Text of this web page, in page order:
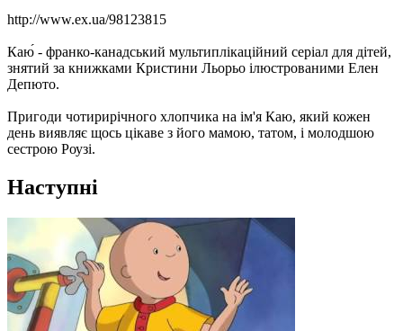
http://www.ex.ua/98123815
Каю́ - франко-канадський мультиплікаційний серіал для дітей,
знятий за книжками Кристини Льорьо ілюстрованими Елен
Депюто.
Пригоди чотирирічного хлопчика на ім'я Каю, який кожен
день виявляє щось цікаве з його мамою, татом, і молодшою
сестрою Роузі.
Наступні